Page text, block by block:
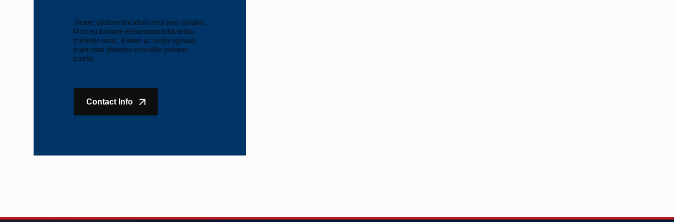
Donec ultrices tincidunt arcu non sodales.
Orci eu lobortis elementum nibh tellus
molestie nunc. Fames ac turpis egestas
maecenas pharetra convallis posuere
morbi.
Contact Info